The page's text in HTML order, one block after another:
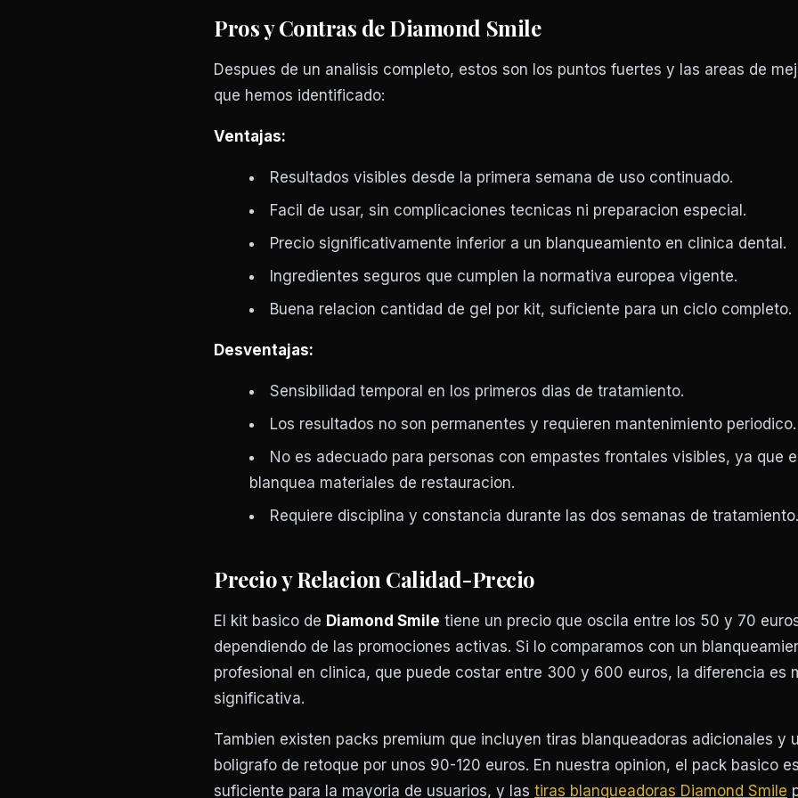
Pros y Contras de Diamond Smile
Despues de un analisis completo, estos son los puntos fuertes y las areas de
que hemos identificado:
Ventajas:
Resultados visibles desde la primera semana de uso continuado.
Facil de usar, sin complicaciones tecnicas ni preparacion especial.
Precio significativamente inferior a un blanqueamiento en clinica dental.
Ingredientes seguros que cumplen la normativa europea vigente.
Buena relacion cantidad de gel por kit, suficiente para un ciclo completo.
Desventajas:
Sensibilidad temporal en los primeros dias de tratamiento.
Los resultados no son permanentes y requieren mantenimiento periodico.
No es adecuado para personas con empastes frontales visibles, ya que
blanquea materiales de restauracion.
Requiere disciplina y constancia durante las dos semanas de tratamiento.
Precio y Relacion Calidad-Precio
El kit basico de Diamond Smile tiene un precio que oscila entre los 50 y 70
dependiendo de las promociones activas. Si lo comparamos con un
profesional en clinica, que puede costar entre 300 y 600 euros, la diferencia es
significativa.
Tambien existen packs premium que incluyen tiras blanqueadoras adicionales y
boligrafo de retoque por unos 90-120 euros. En nuestra opinion, el pack basico
suficiente para la mayoria de usuarios, y las tiras blanqueadoras Diamond Smile